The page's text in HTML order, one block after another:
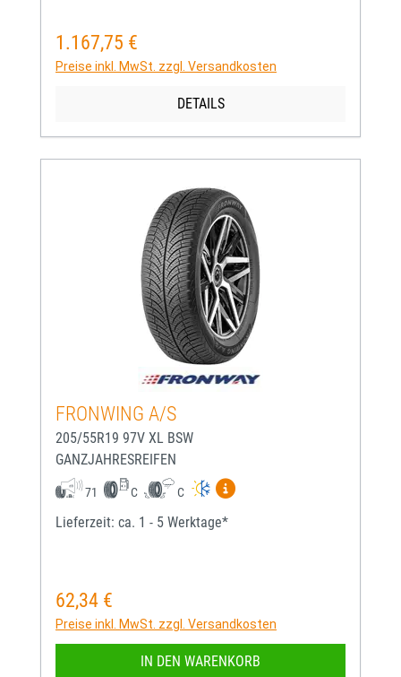
Regulärer Preis:
1.167,75 €
Preise inkl. MwSt. zzgl. Versandkosten
DETAILS
FRONWING A/S
205/55R19 97V XL BSW
GANZJAHRESREIFEN
71 C C
Mehr Informationen zum
Lieferzeit: ca. 1 - 5 Werktage*
Regulärer Preis:
62,34 €
Preise inkl. MwSt. zzgl. Versandkosten
IN DEN WARENKORB